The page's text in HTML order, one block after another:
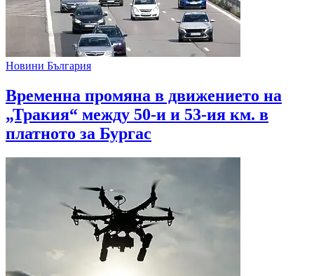
Новини България
Временна промяна в движението на
„Тракия“ между 50-и и 53-ия км. в
платното за Бургас